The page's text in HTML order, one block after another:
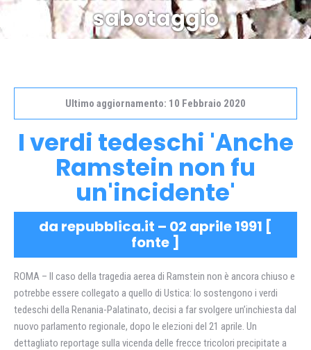
sabotaggio
Ultimo aggiornamento: 10 Febbraio 2020
I verdi tedeschi 'Anche
Ramstein non fu
un'incidente'
da repubblica.it – 02 aprile 1991 [
fonte ]
ROMA – Il caso della tragedia aerea di Ramstein non è ancora chiuso e
potrebbe essere collegato a quello di Ustica: lo sostengono i verdi
tedeschi della Renania-Palatinato, decisi a far svolgere un’inchiesta dal
nuovo parlamento regionale, dopo le elezioni del 21 aprile. Un
dettagliato reportage sulla vicenda delle frecce tricolori precipitate a